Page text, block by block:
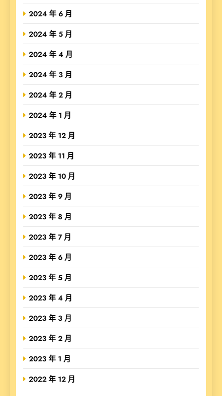
2024 年 6 月
2024 年 5 月
2024 年 4 月
2024 年 3 月
2024 年 2 月
2024 年 1 月
2023 年 12 月
2023 年 11 月
2023 年 10 月
2023 年 9 月
2023 年 8 月
2023 年 7 月
2023 年 6 月
2023 年 5 月
2023 年 4 月
2023 年 3 月
2023 年 2 月
2023 年 1 月
2022 年 12 月